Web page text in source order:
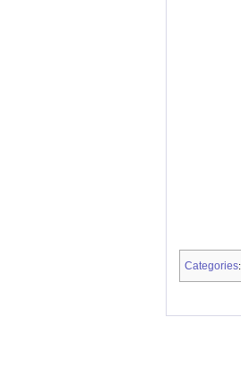
Categories: